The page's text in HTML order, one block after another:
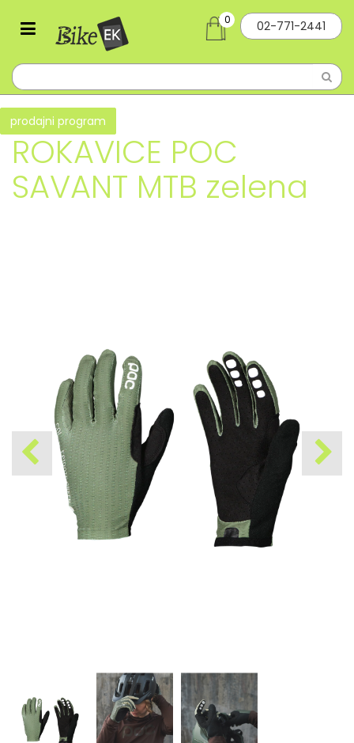
02-771-2441
0
prodajni program
ROKAVICE POC
SAVANT MTB zelena